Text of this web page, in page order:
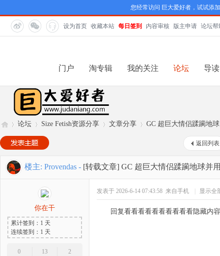
您经常访问 巨大爱好者，试试添
设为首页 收藏本站 每日签到 内容审核 版主申请 论坛帮
门户 淘专辑 我的关注 论坛 导读
巨 »
论坛
›
Size Fetish资源分享
›
文章分享
›
GC 超巨大情侣蹂躏地
返回列表
楼主: Provendas - [转载文章] GC 超巨大情侣蹂躏地球并
你在干
累计签到：1 天
连续签到：1 天
0
13
2
发表于 2026-6-14 07:43:58 来自手机 显示全
回复看看看看看看看看看看隐藏内容